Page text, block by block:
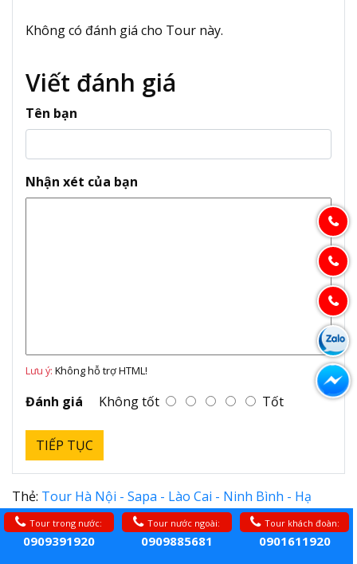
Không có đánh giá cho Tour này.
Viết đánh giá
Tên bạn
Nhận xét của bạn
Lưu ý: Không hỗ trợ HTML!
Đánh giá Không tốt Tốt
TIẾP TỤC
Thẻ: Tour Hà Nội - Sapa - Lào Cai - Ninh Bình - Hạ
Long 5N4Đ khởi hành từ Bến Tre
Tour trong nước:
0909391920
Tour nước ngoài:
0909885681
Tour khách đoàn:
0901611920